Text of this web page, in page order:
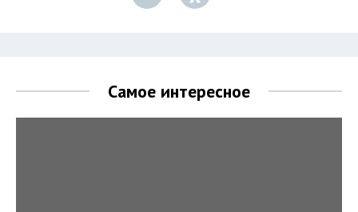
Самое интересное